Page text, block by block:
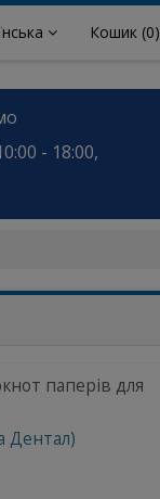
Кошик (0)
- 18:00,
паперів для
Дентал)